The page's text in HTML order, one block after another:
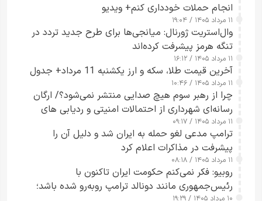
انجام حملات خودداری کنم+ ویدیو
۱۱ مرداد ۱۴۰۵ / ۱۹:۰۴
وال‌استریت ژورنال: میانجی‌ها برای طرح جدید تردد در
تنگه هرمز پیشرفت کرده‌اند
۱۱ مرداد ۱۴۰۵ / ۱۶:۱۲
آخرین قیمت طلا، سکه و ارز یکشنبه 11 مرداد+ جدول
۱۱ مرداد ۱۴۰۵ / ۱۰:۴۶
چرا از رهبر سوم هیچ صدایی منتشر نمی‌شود؟/ ارگان
رسانه‌ای شهرداری از احتمالات امنیتی و ردیابی های
جاسوسی گفت
۱۱ مرداد ۱۴۰۵ / ۰۹:۱۷
ترامپ مدعی لغو حمله به ایران شد و دلیل آن را
پیشرفت در مذاکرات اعلام کرد
۱۱ مرداد ۱۴۰۵ / ۰۸:۱۸
روبیو: فکر نمی‌کنم حکومت ایران تاکنون با
رئیس‌جمهوری مانند دونالد ترامپ روبه‌رو شده باشد؛
۱۰ مرداد ۱۴۰۵ / ۱۹:۲۹